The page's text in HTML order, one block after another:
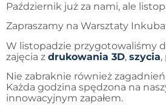
Październik już za nami, ale
Zapraszamy na Warsztaty
W listopadzie przygotowaliśmy
zajęcia z drukowania 3D, szycia,
Nie zabraknie również
Każda godzina spędzona na
innowacyjnym zapałem.